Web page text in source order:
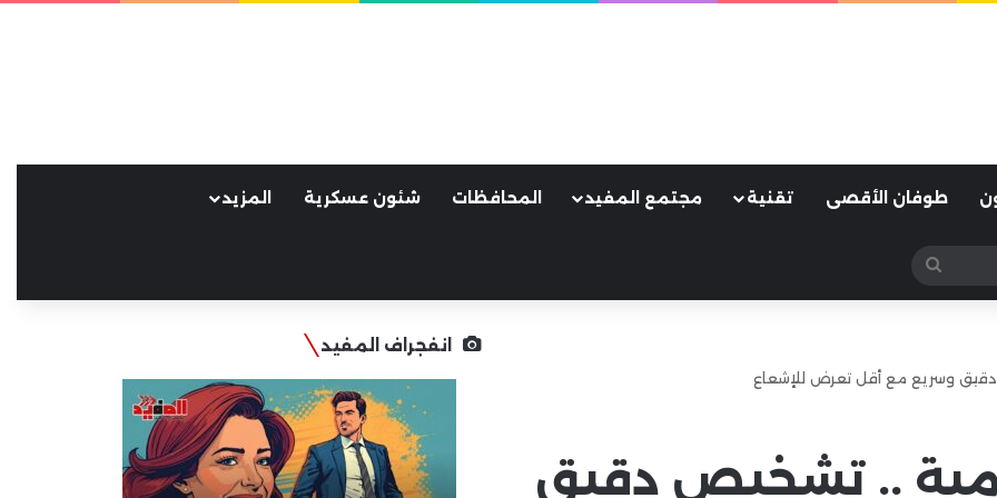
طوفان الأقصى تقنية مجتمع المفيد المحافظات شئون عسكرية المزيد
بحث
عن
وسريع مع أقل تعرض للإشعاع
.. تشخيص دقيق
انفجراف المفيد